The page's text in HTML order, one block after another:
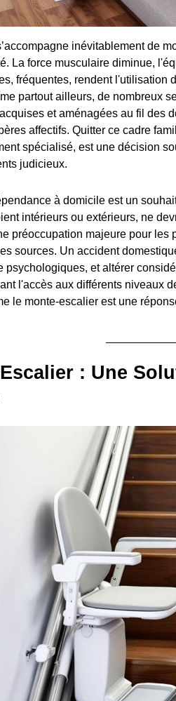
inévitablement de
La force musculaire diminue,
fréquentes, rendent l'utilisation
partout ailleurs, de nombreux
et aménagées au fil des
affectifs. Quitter ce cadre
spécialisé, est une décision
judicieux.
à domicile est un
intérieurs ou extérieurs, ne
préoccupation majeure pour
sources. Un accident
psychologiques, et altérer
l'accès aux différents niveaux
le monte-escalier est une
: Une